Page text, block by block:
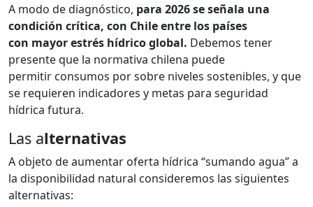
A modo de diagnóstico, para 2026 se señala una
condición crítica, con Chile entre los países
con mayor estrés hídrico global. Debemos tener
presente que la normativa chilena puede
permitir consumos por sobre niveles sostenibles, y que
se requieren indicadores y metas para seguridad
hídrica futura.
Las alternativas
A objeto de aumentar oferta hídrica “sumando agua” a
la disponibilidad natural consideremos las siguientes
alternativas: